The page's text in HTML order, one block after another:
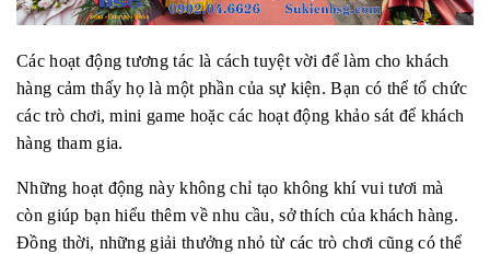
Các hoạt động tương tác là cách tuyệt vời để làm cho khách
hàng cảm thấy họ là một phần của sự kiện. Bạn có thể tổ chức
các trò chơi, mini game hoặc các hoạt động khảo sát để khách
hàng tham gia.
Những hoạt động này không chỉ tạo không khí vui tươi mà
còn giúp bạn hiểu thêm về nhu cầu, sở thích của khách hàng.
Đồng thời, những giải thưởng nhỏ từ các trò chơi cũng có thể